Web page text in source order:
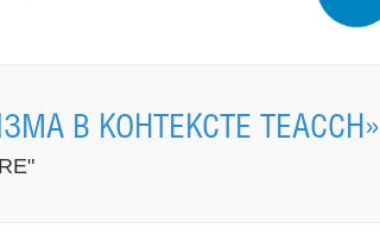
В КОНТЕКСТЕ TEACCH»